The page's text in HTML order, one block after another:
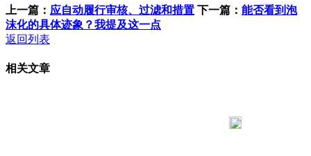
上一篇： 应自动履行审核、过滤和措置 下一篇： 能否看到泡
沫化的具体迹象？我提及这一点
返回列表
相关文章